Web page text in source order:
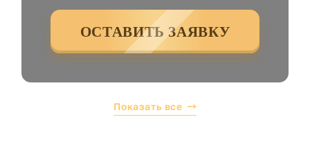
ОСТАВИТЬ ЗАЯВКУ
Показать все